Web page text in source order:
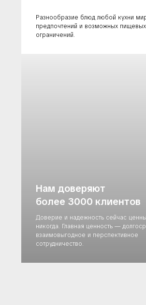
Разнообразие блюд любой кухни
предпочтений и возможных пищевых
ограничений.
Нам доверяют
более 3000 клиентов
Доверие и надежность сейчас
никогда. Главная ценность —
взаимовыгодное и перспективное
сотрудничество.